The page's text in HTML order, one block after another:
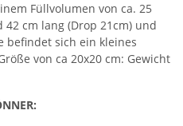
Füllvolumen von ca. 25
cm lang (Drop 21cm) und
befindet sich ein kleines
von ca 20x20 cm: Gewicht